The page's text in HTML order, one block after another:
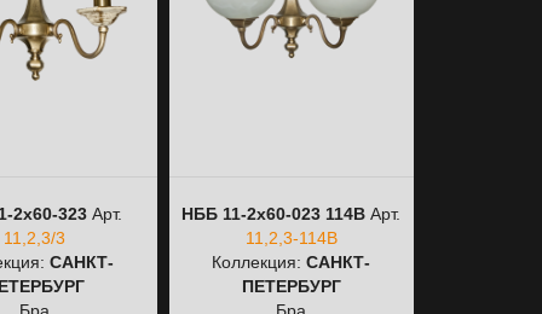
2х60-323Арт.
11,2,3/3
САНКТ-
НББ 11-2х60-023 114В Арт.
11,2,3-114В
Коллекция: САНКТ-
ПЕТЕРБУРГ